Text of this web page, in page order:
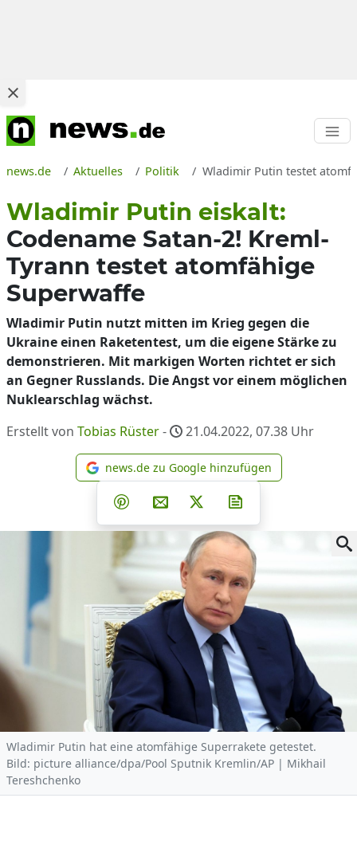
news.de Aktuelles Politik Wladimir Putin testet
Wladimir Putin eiskalt:
Codename Satan-2! Kreml-
Tyrann testet atomfähige
Superwaffe
Wladimir Putin nutzt mitten im Krieg gegen die
Ukraine einen Raketentest, um die eigene Stärke zu
demonstrieren. Mit markigen Worten richtet er sich
an Gegner Russlands. Die Angst vor einem möglichen
Nuklearschlag wächst.
Erstellt von Tobias Rüster- 21.04.2022, 07.38 Uhr
news.de zu Google
news.de zu Google hinzufügen
Teilen auf Facebook
Teilen auf Whatsapp
Teilen auf Telegram
Teilen auf Pinterest
Per E-Mail teilen
Post auf X
Wladimir Putin hat eine atomfähige Superrakete getestet.
Bild: picture alliance/dpa/Pool Sputnik Kremlin/AP | Mikhail
Tereshchenko